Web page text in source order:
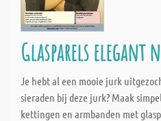
Glasparels elegant
Je hebt al een mooie jurk
sieraden bij deze jurk? Maak
kettingen en armbanden met